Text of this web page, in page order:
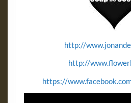
http://
http://
https://